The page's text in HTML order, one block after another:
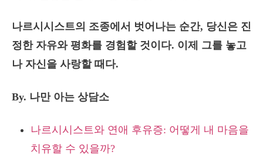
나르시시스트의 조종에서 벗어나는 순간, 당신은 진
정한 자유와 평화를 경험할 것이다. 이제 그를 놓고
나 자신을 사랑할 때다.
By. 나만 아는 상담소
나르시시스트와 연애 후유증: 어떻게 내 마음을
치유할 수 있을까?